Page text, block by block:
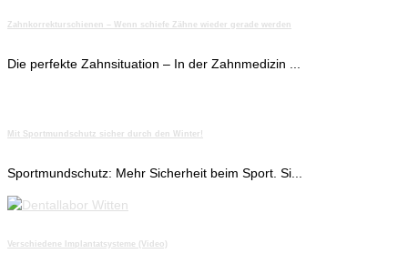
Zahnkorrekturschienen – Wenn schiefe Zähne wieder gerade werden
Die perfekte Zahnsituation – In der Zahnmedizin ...
Mit Sportmundschutz sicher durch den Winter!
Sportmundschutz: Mehr Sicherheit beim Sport. Si...
Verschiedene Implantatsysteme (Video)